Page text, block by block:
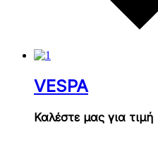
VESPA
Καλέστε μας για τιμή